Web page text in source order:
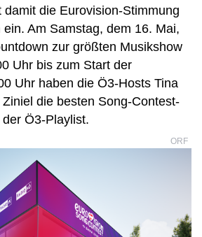
die Eurovision-Stimmung
Am Samstag, dem 16. Mai,
zur größten Musikshow
Uhr bis zum Start der
Uhr haben die Ö3-Hosts Tina
die besten Song-Contest-
Ö3-Playlist.
ORF